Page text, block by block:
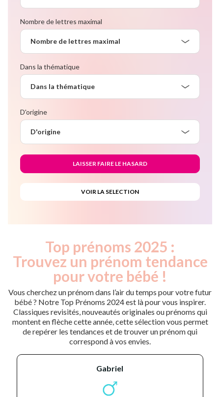
Nombre de lettres maximal
Nombre de lettres maximal
Dans la thématique
Dans la thématique
D'origine
D'origine
Top prénoms 2025 :
Trouvez un prénom tendance
pour votre bébé !
Vous cherchez un prénom dans l’air du temps pour votre futur
bébé ? Notre Top Prénoms 2024 est là pour vous inspirer.
Classiques revisités, nouveautés originales ou prénoms qui
montent en flèche cette année, cette sélection vous permet
de repérer les tendances et de trouver un prénom qui
correspond à vos envies.
gabriel